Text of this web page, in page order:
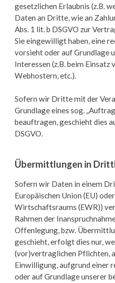
gesetzlichen Erlaubnis (z.B.
Daten an Dritte, wie an
Abs. 1 lit. b DSGVO zur
Sie eingewilligt haben, eine
vorsieht oder auf Grundlage
Interessen (z.B. beim Einsatz
Webhostern, etc.).
Sofern wir Dritte mit der
Grundlage eines sog.
beauftragen, geschieht dies
DSGVO.
Übermittlungen in
Sofern wir Daten in einem
Europäischen Union (EU)
Wirtschaftsraums (EWR))
Rahmen der
Offenlegung, bzw.
geschieht, erfolgt dies nur,
(vor)vertraglichen Pflichten,
Einwilligung, aufgrund einer
oder auf Grundlage unserer